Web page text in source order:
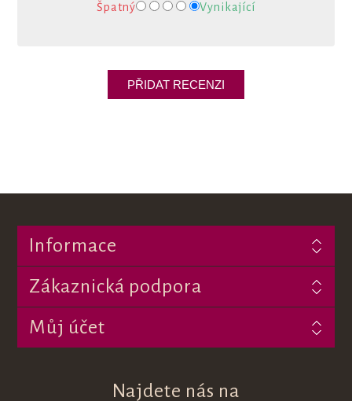
Špatný Vynikající
Informace
Zákaznická podpora
Můj účet
Najdete nás na